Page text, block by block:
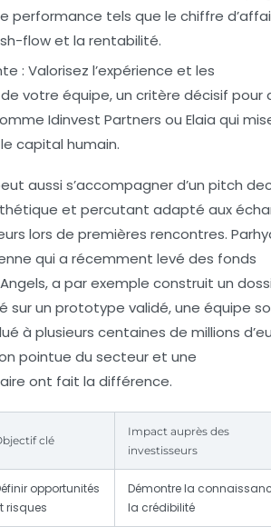
performance tels que le chiffre
flow et la rentabilité.
: Valorisez l’expérience et les
votre équipe, un critère décisif pour
Idinvest Partners ou Elaia qui
capital humain.
aussi s’accompagner d’un pitch
et percutant adapté aux
lors de premières rencontres.
qui a récemment levé des fonds
a par exemple construit un
sur un prototype validé, une équipe
à plusieurs centaines de millions
pointue du secteur et une
ont fait la différence.
clé
Impact auprès des
investisseurs
opportunités
risques
Démontre la
la crédibilité